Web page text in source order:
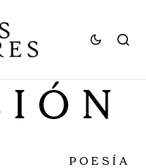
POESÍA